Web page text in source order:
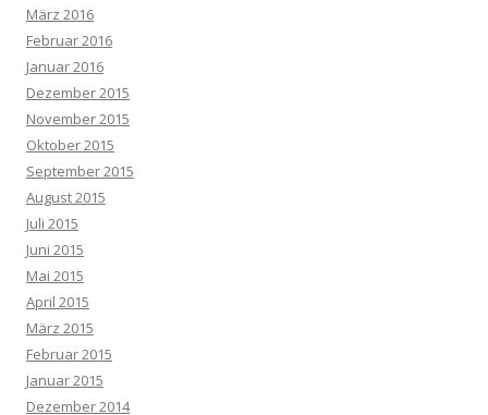
März 2016
Februar 2016
Januar 2016
Dezember 2015
November 2015
Oktober 2015
September 2015
August 2015
Juli 2015
Juni 2015
Mai 2015
April 2015
März 2015
Februar 2015
Januar 2015
Dezember 2014